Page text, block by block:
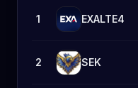
1 EXALTE4
2 SEK